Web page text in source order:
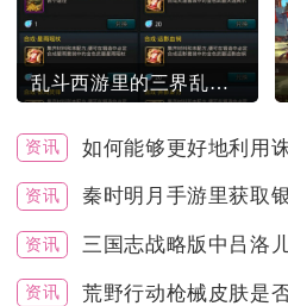
乱斗西游里的三界乱斗怎么参与
资讯
资讯 秦时明月手游里获取
资讯
资讯